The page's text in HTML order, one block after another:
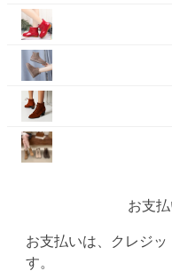
お支
お支払いは、クレジ
す。